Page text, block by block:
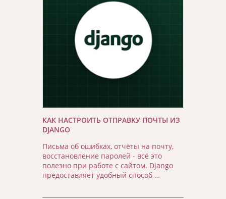
КАК НАСТРОИТЬ ОТПРАВКУ ПОЧТЫ ИЗ
DJANGO
Письма об ошибках, отчёты на почту,
восстановление паролей - всё это
полезно при работе с сайтом. Django
предоставляет удобный способ …